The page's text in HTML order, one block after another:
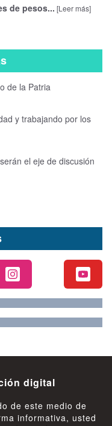
de pesos... [Leer más]
de la Patria
y trabajando por los
el eje de discusión
digital
de este medio de
informativa, usted